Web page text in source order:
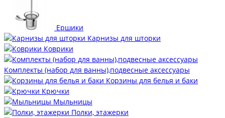
Ершики
Карнизы для шторки
Коврики
Комплекты (набор для ванны),подвесные аксессуары
Корзины для белья и баки
Крючки
Мыльницы
Полки, этажерки